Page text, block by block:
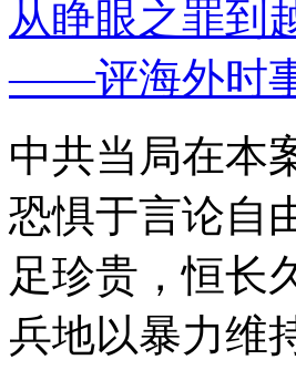
从睁眼之罪到
——评海外时
中共当局在本
恐惧于言论自
足珍贵，恒长
兵地以暴力维